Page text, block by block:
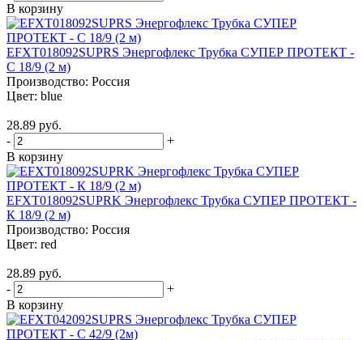
В корзину
EFXT018092SUPRS Энергофлекс Трубка СУПЕР ПРОТЕКТ -
С 18/9 (2 м)
Производство: Россия
Цвет: blue
28.89 руб.
-
+
В корзину
EFXT018092SUPRK Энергофлекс Трубка СУПЕР ПРОТЕКТ -
К 18/9 (2 м)
Производство: Россия
Цвет: red
28.89 руб.
-
+
В корзину